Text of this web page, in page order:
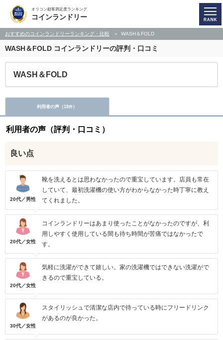
オリコン顧客満足度ランキング
コインランドリー
おすすめのコインランドリーランキング・比較 WASH＆FOLD
WASH＆FOLD コインランドリーの評判・口コミ
WASH＆FOLD
利用者の声（18件）
利用者の声（評判・口コミ）
良い点
20代／男性
靴を洗えるとは思わなかったので重宝しています。店員も常在
していて、最初洗濯機の使い方がわからなかった時丁寧に教え
てくれました。
20代／女性
コインランドリーはあまり使ったことがなかったのですが、利
用しやすく使用している間も待ち時間が苦痛ではなかったで
す。
20代／女性
気軽に洗濯ができて嬉しい。家の洗濯機ではできない洗濯がで
きるので重宝している。
30代／女性
スタイリッシュで清潔な店内で待っている時にフリードリンク
があるのが良かった。